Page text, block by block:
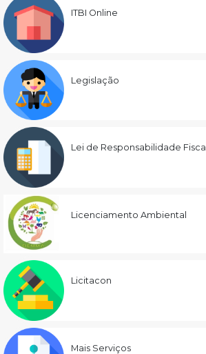
ITBI Online
Legislação
Lei de Responsabilidade Fiscal
Licenciamento Ambiental
Licitacon
Mais Serviços